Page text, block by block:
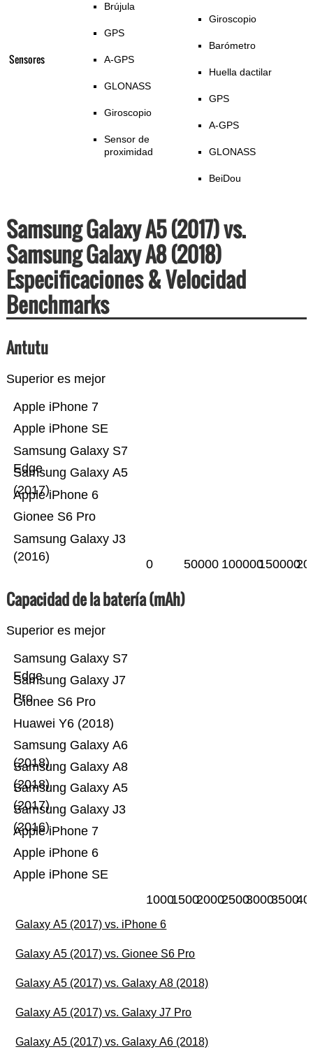
Sensores
Brújula
GPS
A-GPS
GLONASS
Giroscopio
Sensor de
proximidad
Giroscopio
Barómetro
Huella dactilar
GPS
A-GPS
GLONASS
BeiDou
Samsung Galaxy A5 (2017) vs.
Samsung Galaxy A8 (2018)
Especificaciones & Velocidad
Benchmarks
Antutu
Superior es mejor
Samsung Galaxy J3
(2016)
Gionee S6 Pro
Apple iPhone 6
Samsung Galaxy A5
(2017)
Samsung Galaxy S7
Edge
Apple iPhone SE
Apple iPhone 7
0 50000 100000150000
Capacidad de la batería (mAh)
Superior es mejor
Apple iPhone SE
Apple iPhone 6
Apple iPhone 7
Samsung Galaxy J3
(2016)
Samsung Galaxy A5
(2017)
Samsung Galaxy A8
(2018)
Samsung Galaxy A6
(2018)
Huawei Y6 (2018)
Gionee S6 Pro
Samsung Galaxy J7
Pro
Samsung Galaxy S7
Edge
100015002000250030003500
Galaxy A5 (2017) vs. iPhone 6
Galaxy A5 (2017) vs. Gionee S6 Pro
Galaxy A5 (2017) vs. Galaxy A8 (2018)
Galaxy A5 (2017) vs. Galaxy J7 Pro
Galaxy A5 (2017) vs. Galaxy A6 (2018)